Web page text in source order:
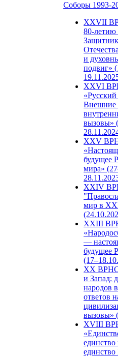
Соборы 1993-
ХХVII
80-
и
подвиг»
XXVI
Внешние
вызовы»
XXV
будущее
мира»
XXIV
мир в
XXIII
—
будущее
XX ВРНС
и Запад:
народов
ответов
вызовы»
XVIII
единство
единство